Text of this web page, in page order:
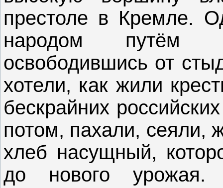
престоле в Кремле.
народом путём
освободившись от
хотели, как жили
бескрайних
потом, пахали, сеяли,
хлеб насущный,
до нового урожая.